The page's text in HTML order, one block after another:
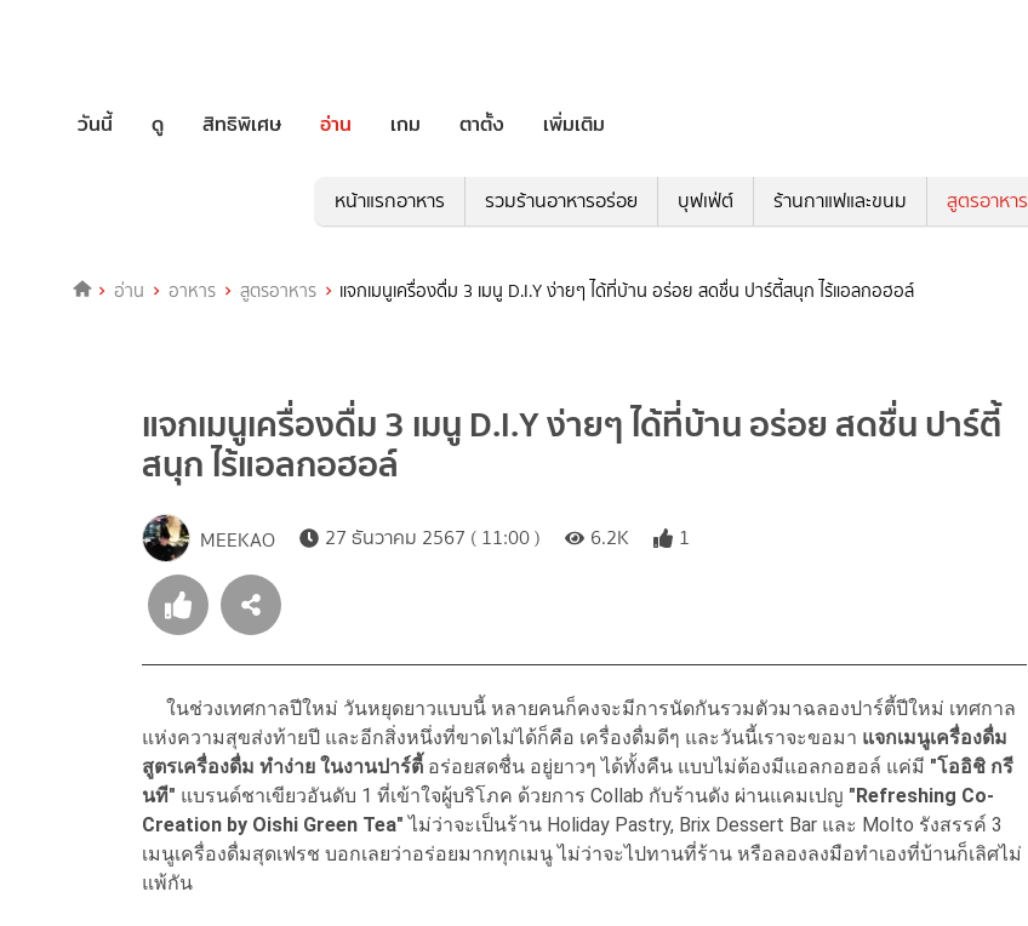
วันนี้ ดู สิทธิพิเศษ อ่าน เกม ตาตั้ง เพิ่มเติม
หน้าแรกอาหาร รวมร้านอาหารอร่อย บุฟเฟ่ต์ ร้านกาแฟและขนม สูตรอาหาร
อ่าน อาหาร สูตรอาหาร แจกเมนูเครื่องดื่ม 3 เมนู D.I.Y ง่ายๆ ได้ที่บ้าน อร่อย สดชื่น ปาร์ตี้สนุก ไร้แอลกอฮอล์
แจกเมนูเครื่องดื่ม 3 เมนู D.I.Y ง่ายๆ ได้ที่บ้าน อร่อย สดชื่น ปาร์ตี้
สนุก ไร้แอลกอฮอล์
MEEKAO 27 ธันวาคม 2567 ( 11:00 ) 6.2K 1
ในช่วงเทศกาลปีใหม่ วันหยุดยาวแบบนี้ หลายคนก็คงจะมีการนัดกันรวมตัวมาฉลองปาร์ตี้ปีใหม่ เทศกาล
แห่งความสุขส่งท้ายปี และอีกสิ่งหนึ่งที่ขาดไม่ได้ก็คือ เครื่องดื่มดีๆ และวันนี้เราจะขอมา แจกเมนูเครื่องดื่ม
สูตรเครื่องดื่ม ทำง่าย ในงานปาร์ตี้ อร่อยสดชื่น อยู่ยาวๆ ได้ทั้งคืน แบบไม่ต้องมีแอลกอฮอล์ แค่มี "โออิชิ กรี
นที" แบรนด์ชาเขียวอันดับ 1 ที่เข้าใจผู้บริโภค ด้วยการ Collab กับร้านดัง ผ่านแคมเปญ "Refreshing Co-
Creation by Oishi Green Tea" ไม่ว่าจะเป็นร้าน Holiday Pastry, Brix Dessert Bar และ Molto รังสรรค์ 3
เมนูเครื่องดื่มสุดเฟรช บอกเลยว่าอร่อยมากทุกเมนู ไม่ว่าจะไปทานที่ร้าน หรือลองลงมือทำเองที่บ้านก็เลิศไม่
แพ้กัน